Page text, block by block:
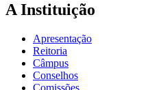
A Instituição
Apresentação
Reitoria
Câmpus
Conselhos
Comissões